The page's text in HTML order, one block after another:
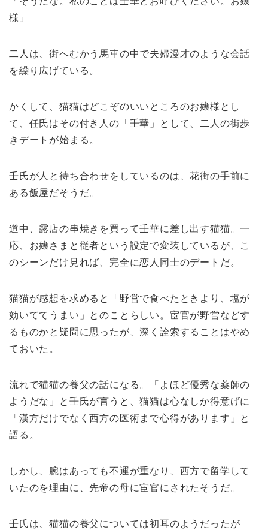
様」
二人は、街へむかう馬車の中で夫婦漫才のような会話
を繰り広げている。
かくして、猫猫はどこぞのいいところのお嬢様とし
て、任氏はその付き人の「壬華」として、二人の街歩
きデートが始まる。
壬氏が人と待ち合わせをしているのは、花街の手前に
ある飯屋だそうだ。
道中、露店の串焼きを買って壬華に差し出す猫猫。一
応、お嬢さまと従者という設定で変装しているが、こ
のシーンだけ見れば、完全に恋人同士のデートだ。
猫猫が感想を求めると「野営で食べたときより、塩が
効いててうまい」とのことらしい。宦官が野営などす
るものかと疑問に思ったが、深く詮索することはやめ
ておいた。
流れで猫猫の養父の話になる。「よほど優秀な薬師の
ようだな」と壬氏が言うと、猫猫は心なしか得意げに
「漢方だけでなく西方の医術まで心得があります」と
語る。
しかし、腕はあっても不運が重なり、西方で留学して
いたのを理由に、先帝の母に宦官にされたそうだ。
壬氏は、猫猫の養父については初耳のようだったが